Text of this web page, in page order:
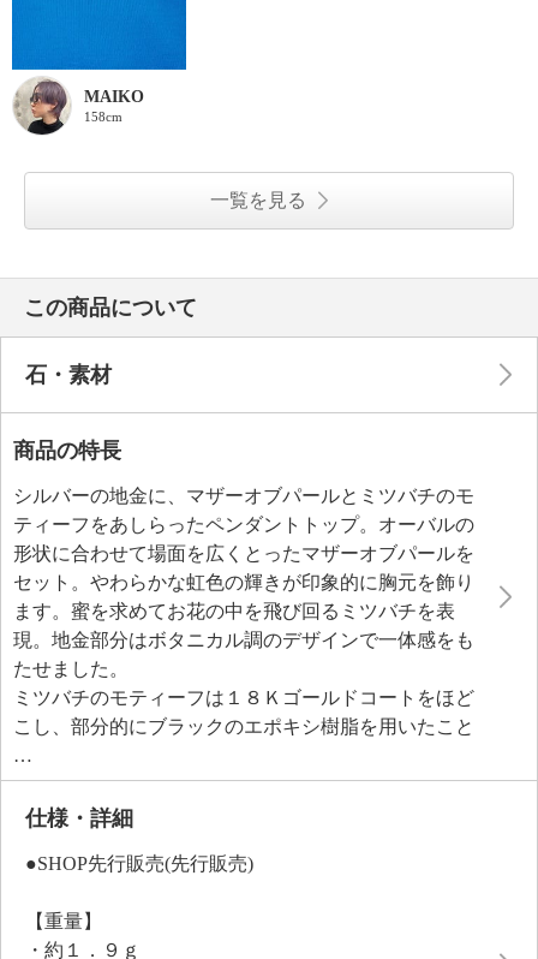
MAIKO
158cm
一覧を見る
この商品について
石・素材
商品の特長
シルバーの地金に、マザーオブパールとミツバチのモ
ティーフをあしらったペンダントトップ。オーバルの
形状に合わせて場面を広くとったマザーオブパールを
セット。やわらかな虹色の輝きが印象的に胸元を飾り
ます。蜜を求めてお花の中を飛び回るミツバチを表
現。地金部分はボタニカル調のデザインで一体感をも
たせました。
ミツバチのモティーフは１８Ｋゴールドコートをほど
こし、部分的にブラックのエポキシ樹脂を用いたこと
で、チャーミングな存在感を引き立てています。縦型
のオーバルシェイプなので胸元をすっきりと見せてく
れそう。
て、他の人とは一味違った上質なおしゃれをお楽しみ
仕様・詳細
●SHOP先行販売(先行販売)
【重量】
・約１．９ｇ